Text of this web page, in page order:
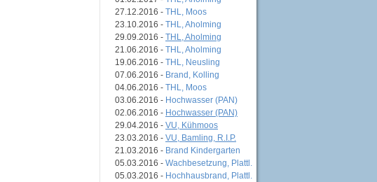
27.12.2016 - THL, Moos
23.10.2016 - THL, Aholming
29.09.2016 - THL, Aholming
21.06.2016 - THL, Aholming
19.06.2016 - THL, Neusling
07.06.2016 - Brand, Kolling
04.06.2016 - THL, Moos
03.06.2016 - Hochwasser (PAN)
02.06.2016 - Hochwasser (PAN)
29.04.2016 - VU, Kühmoos
23.03.2016 - VU, Bamling, R.I.P.
21.03.2016 - Brand Kindergarten
05.03.2016 - Wachbesetzung, Plattl.
05.03.2016 - Hochhausbrand, Plattl.